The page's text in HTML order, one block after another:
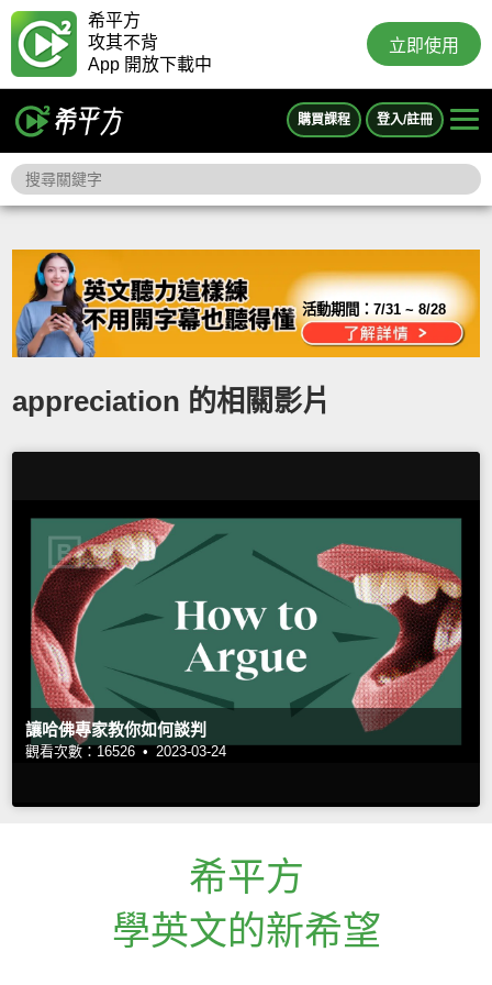
希平方
攻其不背
App 開放下載中
立即使用
購買課程 登入/註冊
活動期間：7/31 ~ 8/28
appreciation 的相關影片
讓哈佛專家教你如何談判
觀看次數：16526 • 2023-03-24
希平方
學英文的新希望